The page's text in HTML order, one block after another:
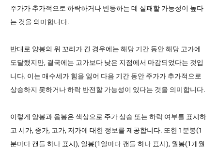
주가가 추가적으로 하락하거나 반등하는 데 실패할 가능성이 높다
는 것을 의미합니다.
반대로 양봉의 위 꼬리가 긴 경우에는 해당 기간 동안 해당 고가에
도달했지만, 결국에는 고가보다 낮은 지점에서 마감되었다는 것입
니다. 이는 매수세가 힘을 잃어 다음 기간 동안 주가가 추가적으로
상승하지 못하거나 하락 반전할 가능성이 있다는 것을 의미합니다.
이렇게 양봉과 음봉은 색상으로 주가 상승 또는 하락 여부를 표시하
고 시가, 종가, 고가, 저가에 대한 정보를 제공합니다. 또한 1분봉(1
분마다 캔들 하나 표시), 일봉(1일마다 캔들 하나 표시), 월봉(1개월